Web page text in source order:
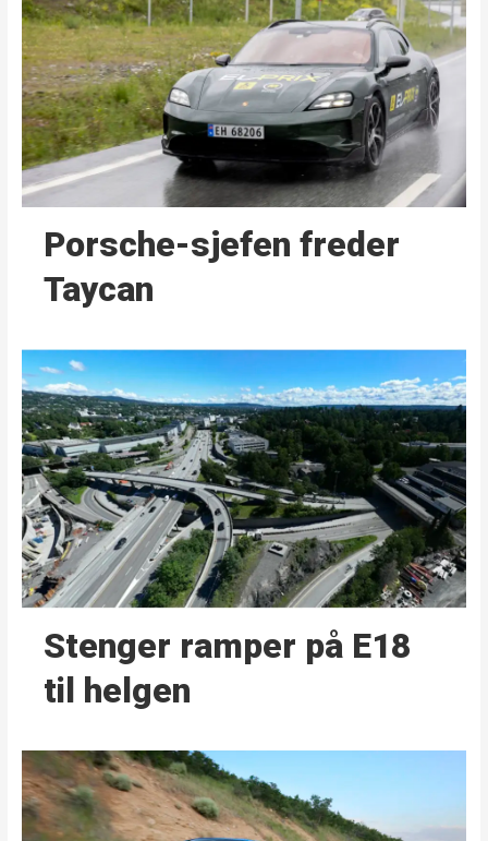
Porsche-sjefen freder
Taycan
Stenger ramper på E18
til helgen